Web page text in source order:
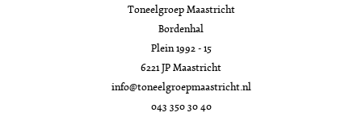
Toneelgroep Maastricht
Bordenhal
Plein 1992 - 15
6221 JP Maastricht
info@toneelgroepmaastricht.nl
043 350 30 40